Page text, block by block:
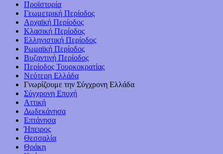
Προϊστορία
Γεωμετρική Περίοδος
Αρχαϊκή Περίοδος
Κλασική Περίοδος
Ελληνιστική Περίοδος
Ρωμαϊκή Περίοδος
Βυζαντινή Περίοδος
Περίοδος Τουρκοκρατίας
Νεότερη Ελλάδα
Γνωρίζουμε την Σύγχρονη Ελλάδα
Σύγχρονη Εποχή
Αττική
Δωδεκάνησα
Επτάνησα
Ήπειρος
Θεσσαλία
Θράκη